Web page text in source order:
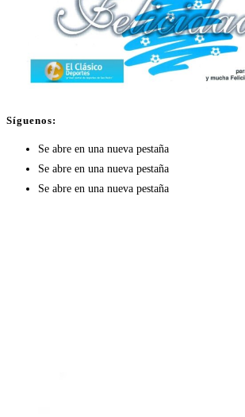
Síguenos:
Se abre en una nueva pestaña
Se abre en una nueva pestaña
Se abre en una nueva pestaña